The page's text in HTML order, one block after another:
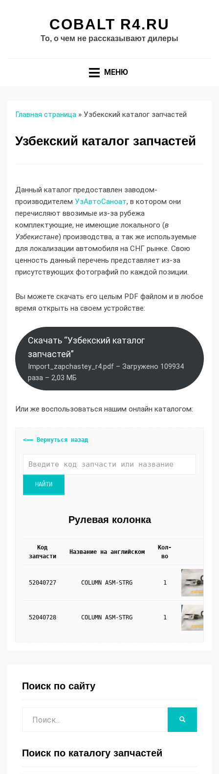
COBALT R4.RU
То, о чем не рассказывают дилеры
МЕНЮ
Главная страница » Узбекский каталог запчастей
Узбекский каталог запчастей
Данный каталог предоставлен заводом-
производителем УзАвтоСаноат, в котором они
перечисляют ввозимые из-за рубежа
комплектующие, не имеющие локального (в
Узбекистане) производства, а так же используемые
для локализации автомобиля на СНГ рынке. Свою
ценность данный перечень представляет из-за
присутствующих фотографий по каждой позиции.
Вы можете скачать его целым PDF файлом и в любое
время открыть на своем устройстве:
Скачать “Узбекский каталог
запчастей”
Import_zapchastey_r4.pdf – Загружено 109934
раза – 2,03 МБ
Или же воспользоваться нашим онлайн каталогом:
<== Вернуться назад
Рулевая колонка
Код
запчасти
Название на английском
Кол-
во
52040727 COLUMN ASM-STRG 1
52040728 COLUMN ASM-STRG 1
Поиск по сайту
Поиск по каталогу запчастей